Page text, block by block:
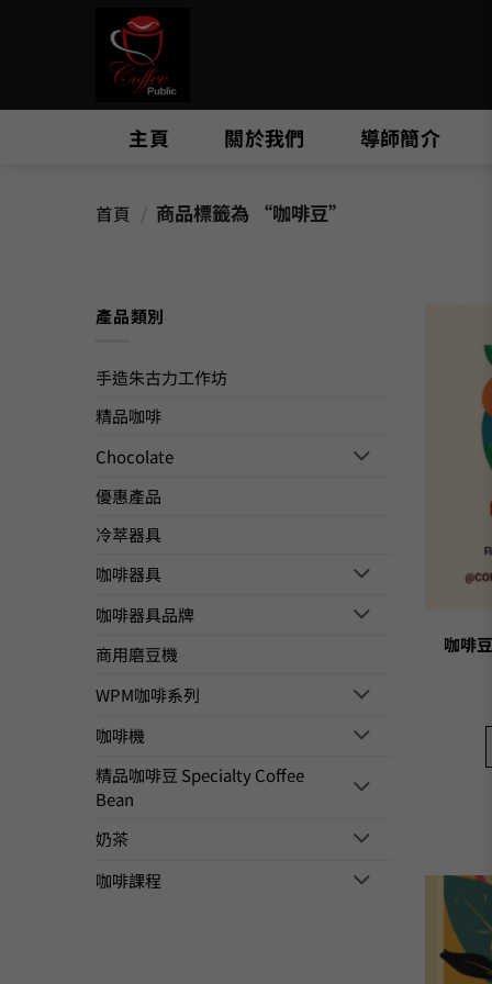
主頁 關於我們 導師簡介
首頁 / 商品標籤為 “咖啡豆”
產品類別
手造朱古力工作坊
精品咖啡
Chocolate
優惠產品
冷萃器具
咖啡器具
咖啡器具品牌
商用磨豆機
WPM咖啡系列
咖啡機
精品咖啡豆 Specialty Coffee
Bean
奶茶
咖啡課程
咖啡